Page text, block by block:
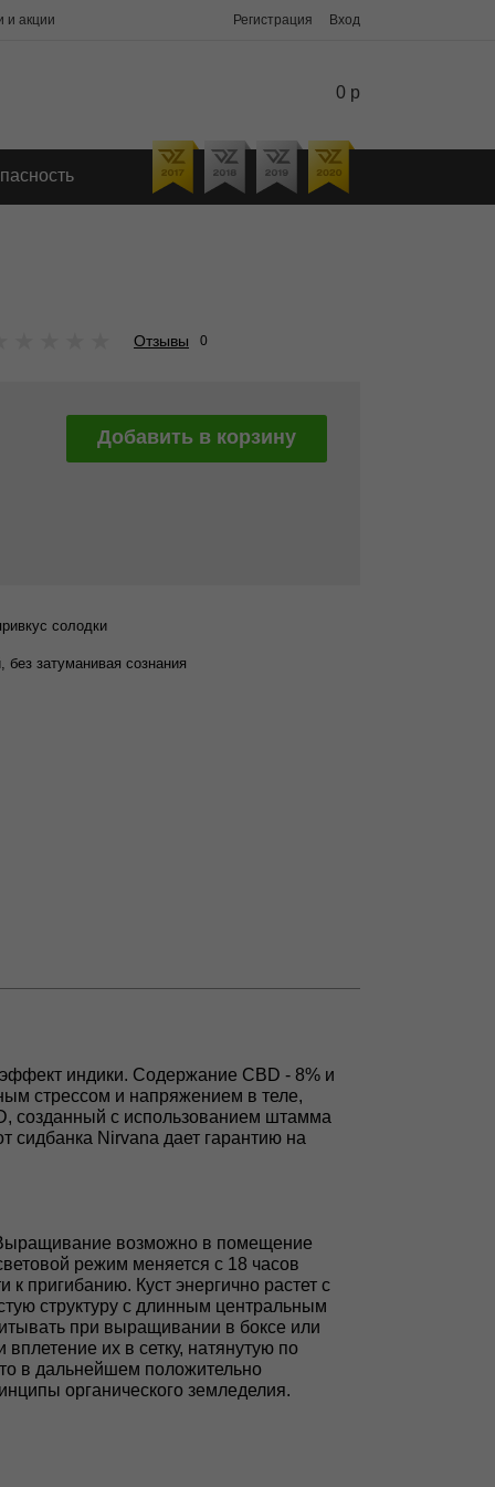
и акции Регистрация Вход
0 р
Отзывы 0
Добавить в корзину
солодки
без затуманивая сознания
индики. Содержание CBD - 8% и
стрессом и напряжением в теле,
созданный с использованием штамма
Nirvana дает гарантию на
Выращивание возможно в помещение
режим меняется с 18 часов
пригибанию. Куст энергично растет с
структуру с длинным центральным
при выращивании в боксе или
их в сетку, натянутую по
в дальнейшем положительно
органического земледелия.